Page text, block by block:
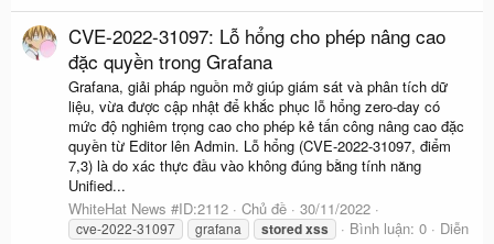
CVE-2022-31097: Lỗ hổng cho phép nâng cao
đặc quyền trong Grafana
Grafana, giải pháp nguồn mở giúp giám sát và phân tích dữ
liệu, vừa được cập nhật để khắc phục lỗ hổng zero-day có
mức độ nghiêm trọng cao cho phép kẻ tấn công nâng cao đặc
quyền từ Editor lên Admin. Lỗ hổng (CVE-2022-31097, điểm
7,3) là do xác thực đầu vào không đúng bằng tính năng
Unified...
WhiteHat News #ID:2112
Chủ đề 30/11/2022
cve-2022-31097 grafana storedxss Bình luận: 0
Diễn